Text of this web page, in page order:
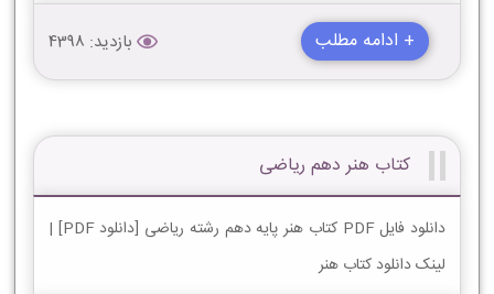
+ ادامه مطلب بازدید: 4398
کتاب هنر دهم ریاضی
دانلود فایل PDF کتاب هنر پایه دهم رشته ریاضی [دانلود PDF] |
لینک دانلود کتاب هنر